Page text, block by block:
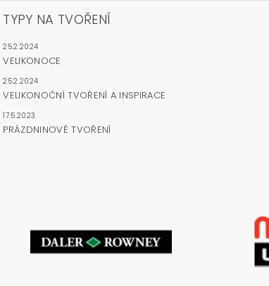
TYPY NA TVOŘENÍ
25.2.2024
VELIKONOCE
25.2.2024
VELIKONOČNÍ TVOŘENÍ A INSPIRACE
17.5.2023
PRÁZDNINOVÉ TVOŘENÍ